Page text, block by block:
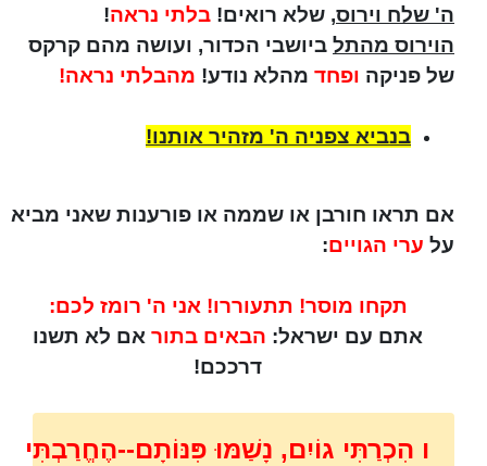
ה' שלח וירוס, שלא רואים! בלתי נראה!
הוירוס מהתל ביושבי הכדור, ועושה מהם קרקס
של פניקה ופחד מהלא נודע! מהבלתי נראה!
בנביא צפניה ה' מזהיר אותנו!
אם תראו חורבן או שממה או פורענות שאני מביא
על ערי הגויים:
תקחו מוסר! תתעוררו! אני ה' רומז לכם:
אתם עם ישראל: הבאים בתור אם לא תשנו
דרככם!
ו הִכְרַתִּי גוֹיִם, נָשַׁמּוּ פִּנּוֹתָם--הֶחֱרַבְתִּי